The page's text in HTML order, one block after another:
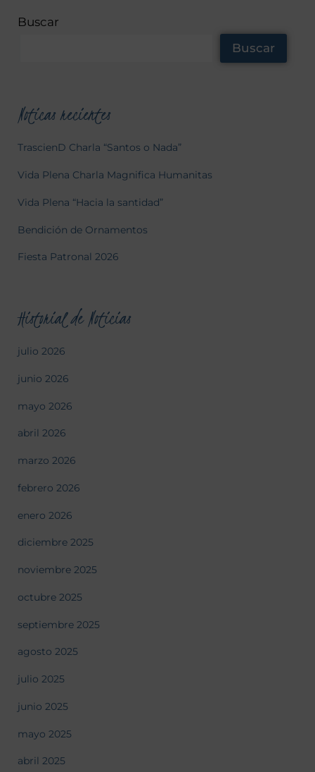
Buscar
Buscar
Noticas recientes
TrascienD Charla “Santos o Nada”
Vida Plena Charla Magnifica Humanitas
Vida Plena “Hacia la santidad”
Bendición de Ornamentos
Fiesta Patronal 2026
Historial de Noticias
julio 2026
junio 2026
mayo 2026
abril 2026
marzo 2026
febrero 2026
enero 2026
diciembre 2025
noviembre 2025
octubre 2025
septiembre 2025
agosto 2025
julio 2025
junio 2025
mayo 2025
abril 2025